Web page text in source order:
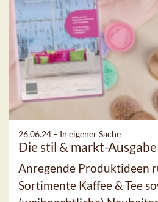
26.06.24 – In eigener Sache
Die stil & markt-
Anregende Produktideen
Sortimente Kaffee & Tee